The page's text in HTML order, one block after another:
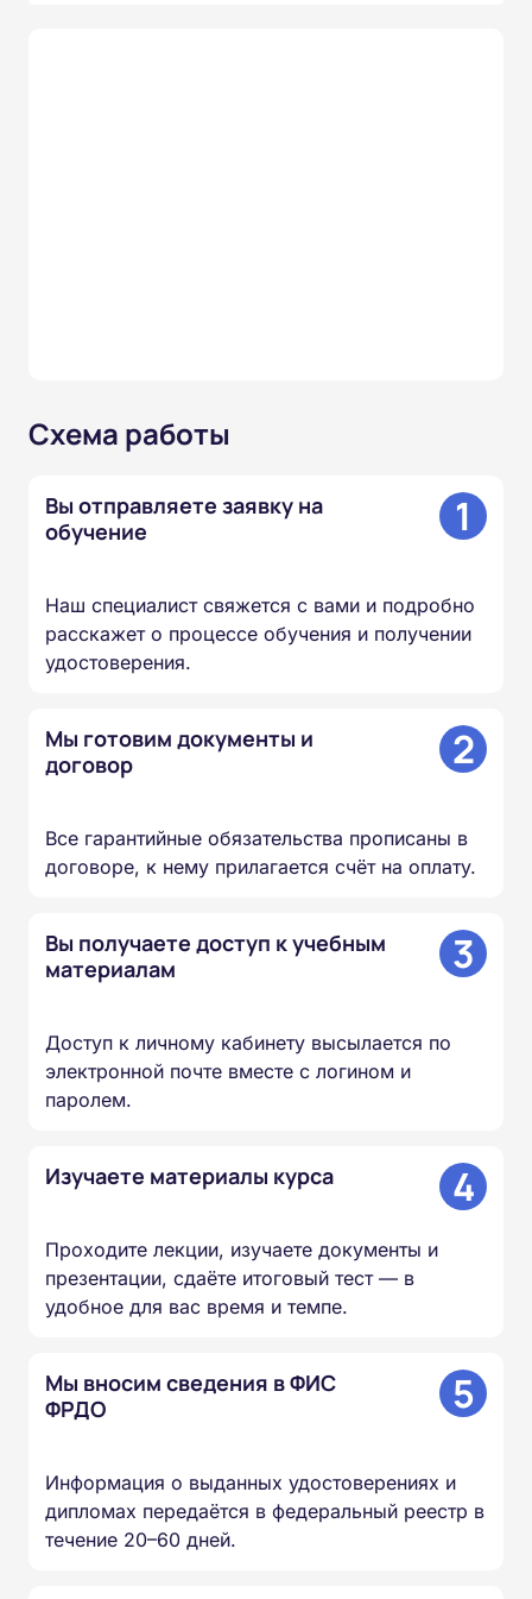
Схема работы
Вы отправляете заявку на
обучение
1
Наш специалист свяжется с вами и подробно
расскажет о процессе обучения и получении
удостоверения.
Мы готовим документы и
договор
2
Все гарантийные обязательства прописаны в
договоре, к нему прилагается счёт на оплату.
Вы получаете доступ к учебным
материалам
3
Доступ к личному кабинету высылается по
электронной почте вместе с логином и
паролем.
Изучаете материалы курса 4
Проходите лекции, изучаете документы и
презентации, сдаёте итоговый тест — в
удобное для вас время и темпе.
Мы вносим сведения в ФИС
ФРДО
5
Информация о выданных удостоверениях и
дипломах передаётся в федеральный реестр в
течение 20–60 дней.